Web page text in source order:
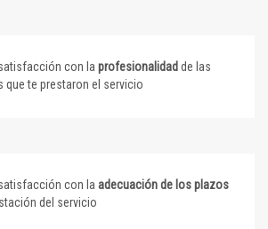
con la profesionalidad de las
que te prestaron el servicio
con la adecuación de los plazos
del servicio